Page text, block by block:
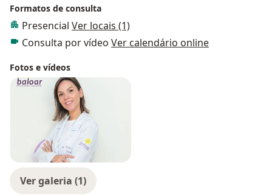
Formatos de consulta
Presencial Ver locais (1)
Consulta por vídeo Ver calendário online
Fotos e vídeos
Ver galeria (1)